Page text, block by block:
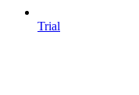
Trial